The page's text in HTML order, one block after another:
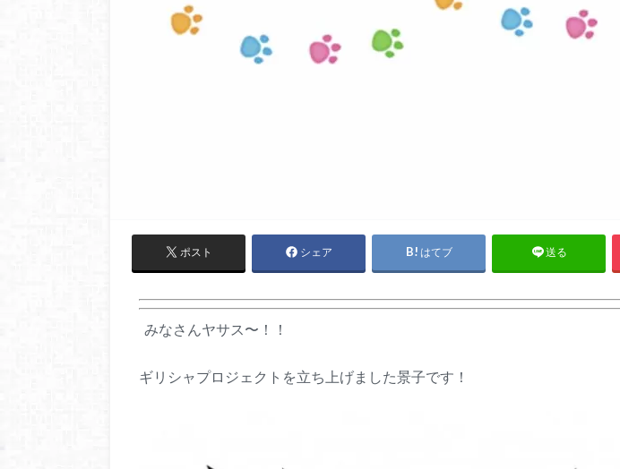
ポスト シェア はてブ 送る
みなさんヤサス〜！！
ギリシャプロジェクトを立ち上げました景子です！